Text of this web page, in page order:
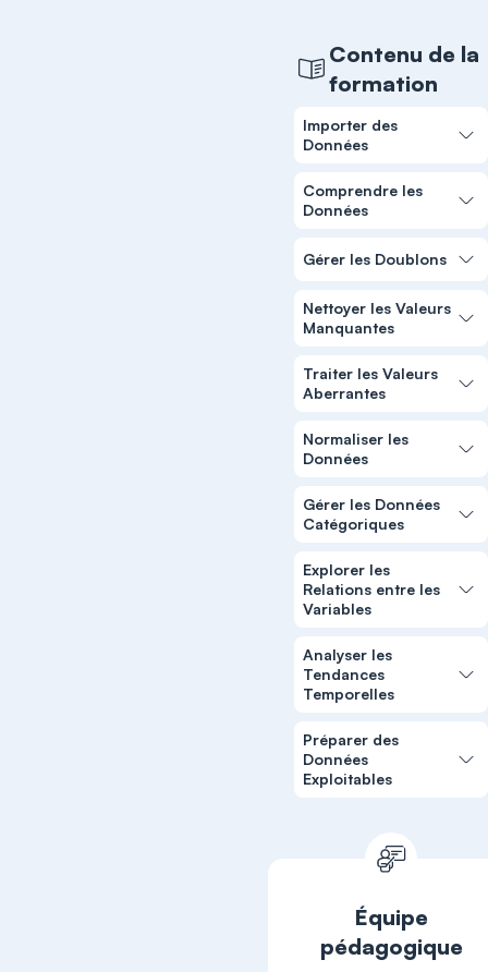
Contenu de la
formation
Importer des
Données
Comprendre les
Données
Gérer les Doublons
Nettoyer les Valeurs
Manquantes
Traiter les Valeurs
Aberrantes
Normaliser les
Données
Gérer les Données
Catégoriques
Explorer les
Relations entre les
Variables
Analyser les
Tendances
Temporelles
Préparer des
Données
Exploitables
Équipe
pédagogique